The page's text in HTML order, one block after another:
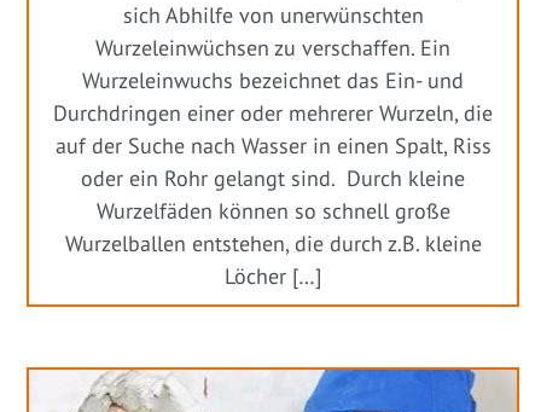
sich Abhilfe von unerwünschten
Wurzeleinwüchsen zu verschaffen. Ein
Wurzeleinwuchs bezeichnet das Ein- und
Durchdringen einer oder mehrerer Wurzeln, die
auf der Suche nach Wasser in einen Spalt, Riss
oder ein Rohr gelangt sind. Durch kleine
Wurzelfäden können so schnell große
Wurzelballen entstehen, die durch z.B. kleine
Löcher […]